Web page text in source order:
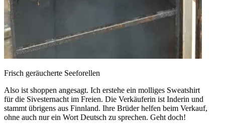
Frisch geräucherte Seeforellen
Also ist shoppen angesagt. Ich erstehe ein molliges Sweatshirt
für die Sivesternacht im Freien. Die Verkäuferin ist Inderin und
stammt übrigens aus Finnland. Ihre Brüder helfen beim Verkauf,
ohne auch nur ein Wort Deutsch zu sprechen. Geht doch!